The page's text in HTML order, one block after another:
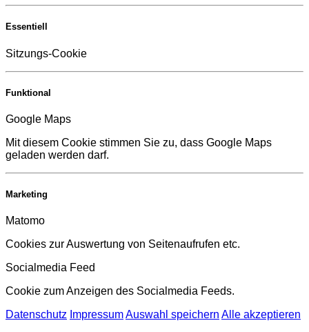
Essentiell
Sitzungs-Cookie
Funktional
Google Maps
Mit diesem Cookie stimmen Sie zu, dass Google Maps
geladen werden darf.
Marketing
Matomo
Cookies zur Auswertung von Seitenaufrufen etc.
Socialmedia Feed
Cookie zum Anzeigen des Socialmedia Feeds.
Datenschutz ImpressumAuswahl speichern Alle akzeptieren